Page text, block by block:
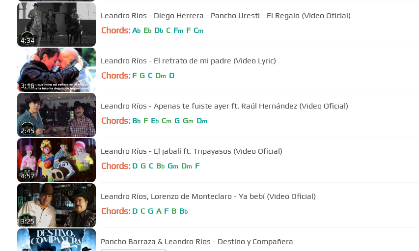
4:34
Leandro Ríos - Diego Herrera - Pancho Uresti - El Regalo (Video Oficial)
Chords: Ab Eb Db C Fm F Cm
3:16
Leandro Ríos - El retrato de mi padre (Video Lyric)
Chords: F G C Dm D
2:45
Leandro Ríos - Apenas te fuiste ayer ft. Raúl Hernández (Video Oficial)
Chords: Bb F Eb Cm G Gm Dm
4:57
Leandro Ríos - El jabalí ft. Tripayasos (Video Oficial)
Chords: D G C Bb Gm Dm F
3:25
Leandro Ríos, Lorenzo de Monteclaro - Ya bebí (Video Oficial)
Chords: D C G A F B Bb
Pancho Barraza & Leandro Ríos - Destino y Compañera